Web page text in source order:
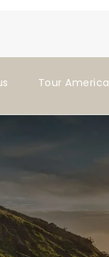
Tour America